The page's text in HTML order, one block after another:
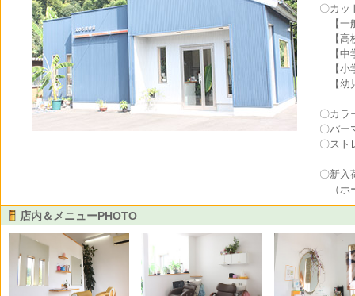
〇カッ
【一
【高
【中
【小
【幼
〇カラ
〇パー
〇スト
〇新入
（ホ
店内＆メニューPHOTO